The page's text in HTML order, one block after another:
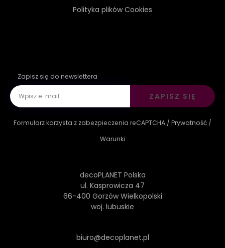
Polityka plików Cookies
Zapisz się do newslettera
ZAPISZ SIĘ
Formularz korzysta z zabezpieczenia reCAPTCHA / Prywatność /
Warunki
decoPLANET Polska
ul. Kasprowicza 47
66-400 Gorzów Wielkopolski
woj. lubuskie
biuro@decoplanet.pl